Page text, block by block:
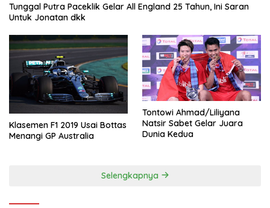
Tunggal Putra Paceklik Gelar All England 25 Tahun, Ini Saran
Untuk Jonatan dkk
Klasemen F1 2019 Usai Bottas
Menangi GP Australia
Tontowi Ahmad/Liliyana
Natsir Sabet Gelar Juara
Dunia Kedua
Selengkapnya